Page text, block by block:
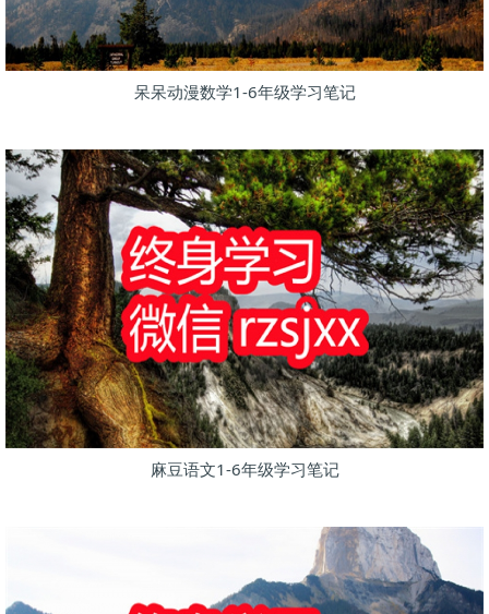
呆呆动漫数学1-6年级学习笔记
麻豆语文1-6年级学习笔记